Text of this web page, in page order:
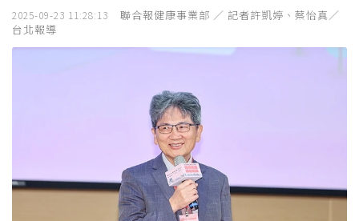
2025-09-23 11:28:13
聯合報健康事業部 ／ 記者許凱婷、蔡怡真／
台北報導